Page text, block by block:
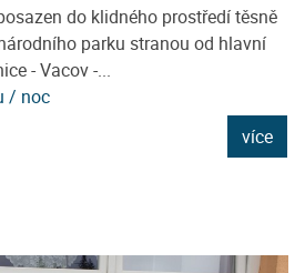
do klidného prostředí těsně
parku stranou od hlavní
- Vacov -...
/ noc
více